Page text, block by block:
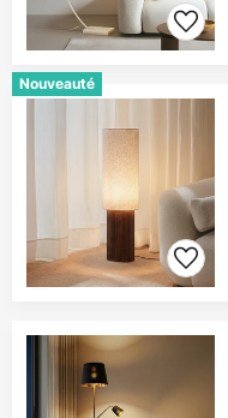
Nouveauté